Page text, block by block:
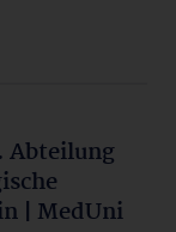
Abteilung
| MedUni